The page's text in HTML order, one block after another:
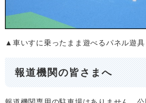
▲車いすに乗ったまま遊べるパネル遊具
報道機関の皆さまへ